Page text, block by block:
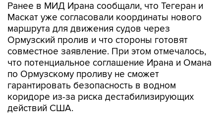
Ранее в МИД Ирана сообщали, что Тегеран и
Маскат уже согласовали координаты нового
маршрута для движения судов через
Ормузский пролив и что стороны готовят
совместное заявление. При этом отмечалось,
что потенциальное соглашение Ирана и Омана
по Ормузскому проливу не сможет
гарантировать безопасность в водном
коридоре из-за риска дестабилизирующих
действий США.